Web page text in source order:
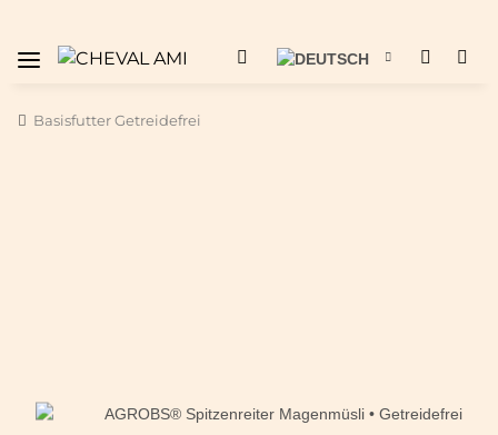
Basisfutter Getreidefrei